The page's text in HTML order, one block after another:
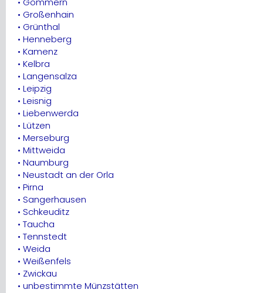
• Großenhain
• Grünthal
• Henneberg
• Kamenz
• Kelbra
• Langensalza
• Leipzig
• Leisnig
• Liebenwerda
• Lützen
• Merseburg
• Mittweida
• Naumburg
• Neustadt an der Orla
• Pirna
• Sangerhausen
• Schkeuditz
• Taucha
• Tennstedt
• Weida
• Weißenfels
• Zwickau
• unbestimmte Münzstätten